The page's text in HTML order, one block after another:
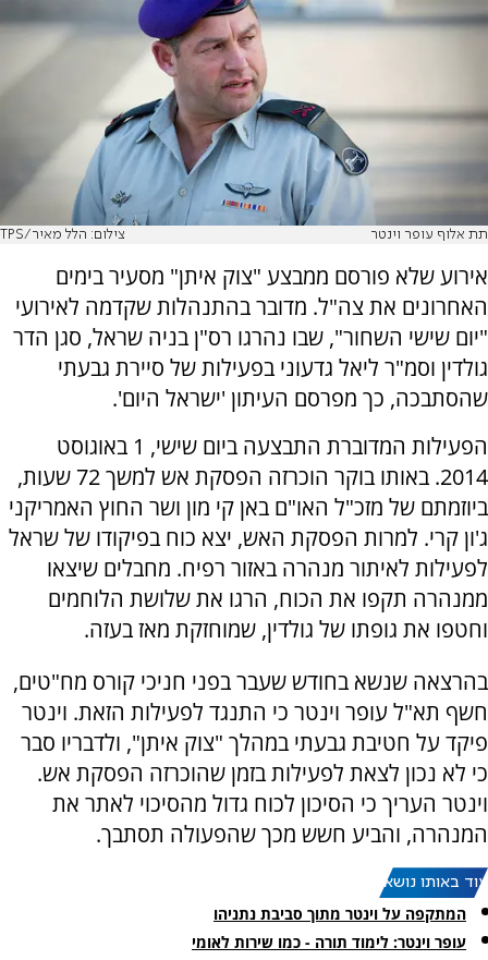
תת אלוף עופר וינטר צילום: הלל מאיר/TPS
אירוע שלא פורסם ממבצע "צוק איתן" מסעיר בימים
האחרונים את צה"ל. מדובר בהתנהלות שקדמה לאירועי
"יום שישי השחור", שבו נהרגו רס"ן בניה שראל, סגן הדר
גולדין וסמ"ר ליאל גדעוני בפעילות של סיירת גבעתי
שהסתבכה, כך מפרסם העיתון 'ישראל היום'.
הפעילות המדוברת התבצעה ביום שישי, 1 באוגוסט
2014. באותו בוקר הוכרזה הפסקת אש למשך 72 שעות,
ביוזמתם של מזכ"ל האו"ם באן קי מון ושר החוץ האמריקני
ג'ון קרי. למרות הפסקת האש, יצא כוח בפיקודו של שראל
לפעילות לאיתור מנהרה באזור רפיח. מחבלים שיצאו
ממנהרה תקפו את הכוח, הרגו את שלושת הלוחמים
וחטפו את גופתו של גולדין, שמוחזקת מאז בעזה.
בהרצאה שנשא בחודש שעבר בפני חניכי קורס מח"טים,
חשף תא"ל עופר וינטר כי התנגד לפעילות הזאת. וינטר
פיקד על חטיבת גבעתי במהלך "צוק איתן", ולדבריו סבר
כי לא נכון לצאת לפעילות בזמן שהוכרזה הפסקת אש.
וינטר העריך כי הסיכון לכוח גדול מהסיכוי לאתר את
המנהרה, והביע חשש מכך שהפעולה תסתבך.
עוד באותו נושא:
המתקפה על וינטר מתוך סביבת נתניהו
עופר וינטר: לימוד תורה - כמו שירות לאומי